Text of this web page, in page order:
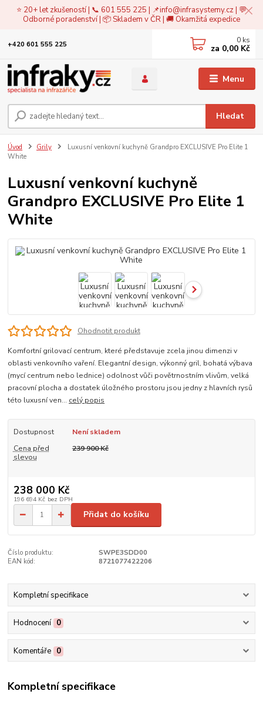
⭐ 20+ let zkušeností | 📞 601 555 225 | 📌info@infrasystemy.cz| 💬
Odborné poradenství | 📦 Skladem v ČR | 🚚 Okamžitá expedice
Menu
Hledat
+420 601 555 225 0 ks
za 0,00 Kč
Úvod Grily
Luxusní venkovní kuchyně Grandpro EXCLUSIVE Pro Elite 1
White
Luxusní venkovní kuchyně
Grandpro EXCLUSIVE Pro Elite 1
White
Ohodnotit produkt
Komfortní grilovací centrum, které představuje zcela jinou dimenzi v
oblasti venkovního vaření. Elegantní design, výkonný gril, bohatá výbava
(mycí centrum nebo lednice) odolnost vůči povětrnostním vlivům, velká
pracovní plocha a dostatek úložného prostoru jsou jedny z hlavních rysů
této luxusní ven... celý popis
Dostupnost
Není skladem
Cena před
slevou
239 900 Kč
238 000 Kč
196 694 Kč bez DPH
Přidat do košíku
Číslo produktu:
SWPE3SDD00
EAN kód:
8721077422206
Kompletní specifikace
Hodnocení 0
Komentáře 0
Kompletní specifikace